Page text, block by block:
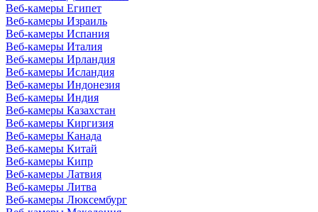
Веб-камеры Египет
Веб-камеры Израиль
Веб-камеры Испания
Веб-камеры Италия
Веб-камеры Ирландия
Веб-камеры Исландия
Веб-камеры Индонезия
Веб-камеры Индия
Веб-камеры Казахстан
Веб-камеры Киргизия
Веб-камеры Канада
Веб-камеры Китай
Веб-камеры Кипр
Веб-камеры Латвия
Веб-камеры Литва
Веб-камеры Люксембург